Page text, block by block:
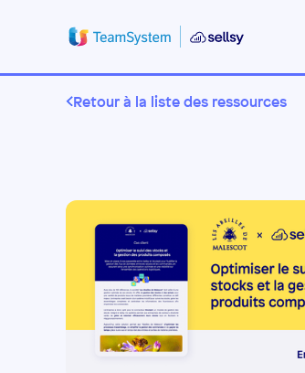
Retour à la liste des ressources